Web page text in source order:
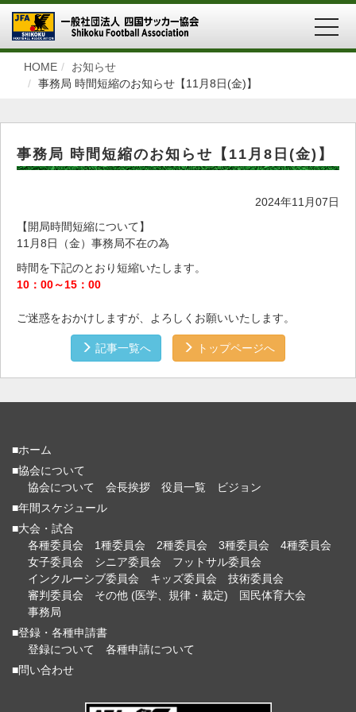
HOME
お知らせ
事務局 時間短縮のお知らせ【11月8日(金)】
事務局 時間短縮のお知らせ【11月8日(金)】
2024年11月07日
【開局時間短縮について】
11月8日（金）事務局不在の為
時間を下記のとおり短縮いたします。
10：00～15：00
ご迷惑をおかけしますが、よろしくお願いいたします。
記事一覧へ トップページへ
■ホーム
■協会について
協会について
会長挨拶 役員一覧
ビジョン
■年間スケジュール
■大会・試合
各種委員会
1種委員会 2種委員会 3種委員会
4種委員会
女子委員会
シニア委員会
フットサル委員会
インクルーシブ委員会
キッズ委員会
技術委員会
審判委員会
その他 (医学、規律・裁定)
国民体育大会
事務局
■登録・各種申請書
登録について
各種申請について
■問い合わせ